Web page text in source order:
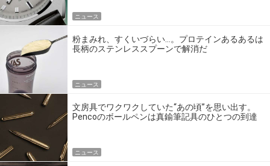
ニュース
粉まみれ、すくいづらい…。プロテインあるあるは
長柄のステンレススプーンで解消だ
ニュース
文房具でワクワクしていた“あの頃”を思い出す。
Pencoのボールペンは真鍮筆記具のひとつの到達
ニュース